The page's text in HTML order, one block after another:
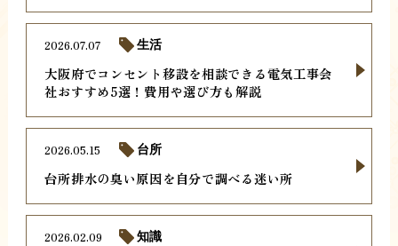
大阪府でコンセント移設を相談できる電気工事会
社おすすめ5選！費用や選び方も解説
2026.07.07 生活
台所排水の臭い原因を自分で調べる迷い所
2026.05.15 台所
2026.02.09 知識